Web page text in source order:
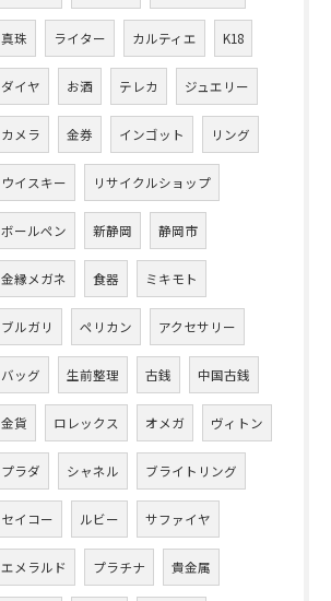
真珠 ライター カルティエ K18
ダイヤ お酒 テレカ ジュエリー
カメラ 金券 インゴット リング
ウイスキー リサイクルショップ
ボールペン 新静岡 静岡市
金縁メガネ 食器 ミキモト
ブルガリ ペリカン アクセサリー
バッグ 生前整理 古銭 中国古銭
金貨 ロレックス オメガ ヴィトン
プラダ シャネル ブライトリング
セイコー ルビー サファイヤ
エメラルド プラチナ 貴金属